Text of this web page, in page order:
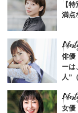
【
満点
俳優
ーは
人”
女優